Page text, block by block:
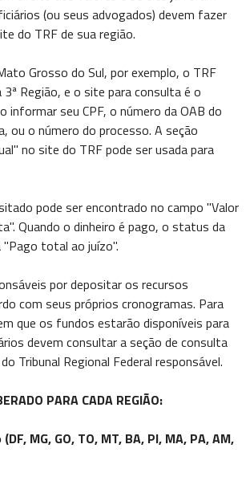
(ou seus advogados) devem fazer
do TRF de sua região.
Grosso do Sul, por exemplo, o TRF
Região, e o site para consulta é o
informar seu CPF, o número da OAB do
ou o número do processo. A seção
no site do TRF pode ser usada para
pode ser encontrado no campo "Valor
Quando o dinheiro é pago, o status da
total ao juízo".
por depositar os recursos
com seus próprios cronogramas. Para
que os fundos estarão disponíveis para
devem consultar a seção de consulta
Tribunal Regional Federal responsável.
PARA CADA REGIÃO:
MG, GO, TO, MT, BA, PI, MA, PA, AM,